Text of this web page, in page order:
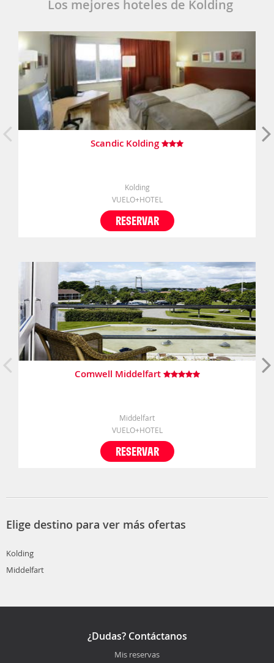
Los mejores hoteles de Kolding
Scandic Kolding
Kolding
VUELO+HOTEL
RESERVAR
Comwell Middelfart
Middelfart
VUELO+HOTEL
RESERVAR
Elige destino para ver más ofertas
Kolding
Middelfart
¿Dudas? Contáctanos
Mis reservas